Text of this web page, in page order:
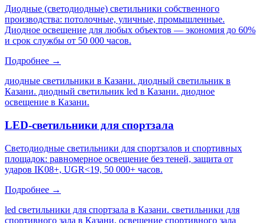
Диодные (светодиодные) светильники собственного
производства: потолочные, уличные, промышленные.
Диодное освещение для любых объектов — экономия до 60%
и срок службы от 50 000 часов.
Подробнее →
диодные светильники в Казани. диодный светильник в
Казани. диодный светильник led в Казани. диодное
освещение в Казани.
LED-светильники для спортзала
Светодиодные светильники для спортзалов и спортивных
площадок: равномерное освещение без теней, защита от
ударов IK08+, UGR<19, 50 000+ часов.
Подробнее →
led светильники для спортзала в Казани. светильники для
спортивного зала в Казани. освещение спортивного зала